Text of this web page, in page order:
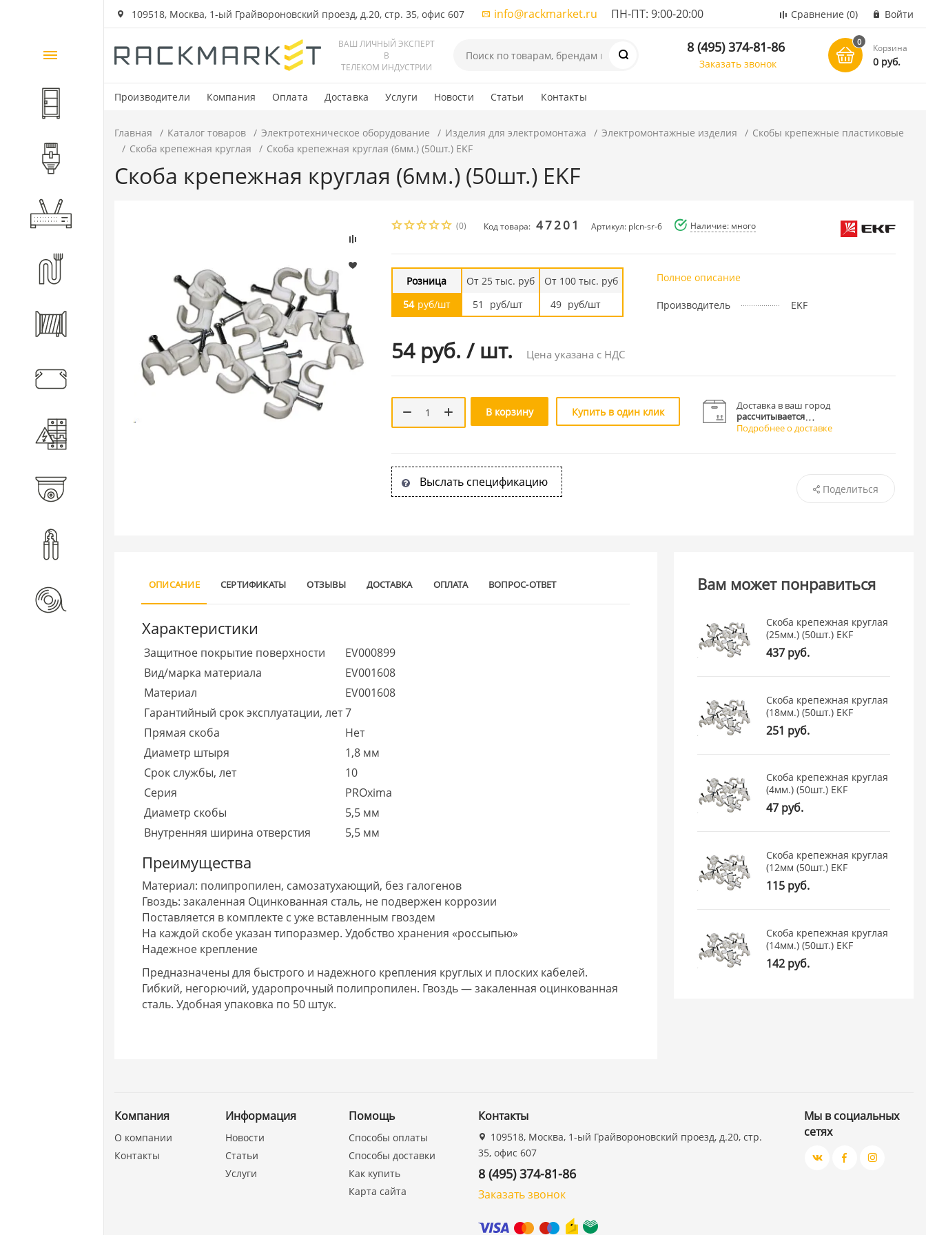
109518, Москва, 1-ый Грайвороновский проезд, д.20, стр. 35, офис 607 info@rackmarket.ru ПН-ПТ: 9:00-20:00 Сравнение (0) Войти
ВАШ ЛИЧНЫЙ ЭКСПЕРТ
В
ТЕЛЕКОМ ИНДУСТРИИ
8 (495) 374-81-86
Заказать звонок
0
Корзина
0 руб.
Производители Компания Оплата Доставка Услуги Новости Статьи Контакты
Каталог
товаров
Шкафы и стойки
Компоненты СКС
Кабеленесущие системы
Электротехническое
Главная Каталог товаров Электротехническое оборудование Изделия для электромонтажа Электромонтажные изделия
Скобы крепежные пластиковые
Скоба крепежная круглая
Скоба крепежная круглая (6мм.) (50шт.) EKF
Скоба крепежная круглая (6мм.) (50шт.) EKF
(0) Код товара: 47201 Артикул: plcn-sr-6 Наличие: много
Розница
54 руб/шт
От 25 тыс. руб
51
руб/шт
От 100 тыс. руб
49 руб/шт
54 руб. / шт. Цена указана с НДС
Полное описание
Производитель EKF
В корзину Купить в один клик
Доставка в ваш город
рассчитывается
Подробнее о доставке
Выслать спецификацию Поделиться
ОПИСАНИЕ СЕРТИФИКАТЫ ОТЗЫВЫ ДОСТАВКА ОПЛАТА ВОПРОС-ОТВЕТ
Характеристики
Защитное покрытие поверхности
EV000899
Вид/марка материала
EV001608
Материал
EV001608
Гарантийный срок эксплуатации, лет7
Прямая скоба
Нет
Диаметр штыря
1,8 мм
Срок службы, лет
10
Серия
PROxima
Диаметр скобы
5,5 мм
Внутренняя ширина отверстия
5,5 мм
Преимущества
Материал: полипропилен, самозатухающий, без галогенов
Гвоздь: закаленная Оцинкованная сталь, не подвержен коррозии
Поставляется в комплекте с уже вставленным гвоздем
На каждой скобе указан типоразмер. Удобство хранения «россыпью»
Надежное крепление
Предназначены для быстрого и надежного крепления круглых и плоских кабелей.
Гибкий, негорючий, ударопрочный полипропилен. Гвоздь — закаленная оцинкованная
сталь. Удобная упаковка по 50 штук.
Вам может понравиться
Скоба крепежная круглая
(25мм.) (50шт.) EKF
437 руб.
Скоба крепежная круглая
(18мм.) (50шт.) EKF
251 руб.
Скоба крепежная круглая
(4мм.) (50шт.) EKF
47 руб.
Скоба крепежная круглая
(12мм (50шт.) EKF
115 руб.
Скоба крепежная круглая
(14мм.) (50шт.) EKF
142 руб.
Компания
О компании
Контакты
Информация
Новости
Статьи
Услуги
Помощь
Способы оплаты
Способы доставки
Как купить
Карта сайта
Контакты
109518, Москва, 1-ый Грайвороновский проезд, д.20, стр.
35, офис 607
8 (495) 374-81-86
Заказать звонок
Мы в социальных
сетях